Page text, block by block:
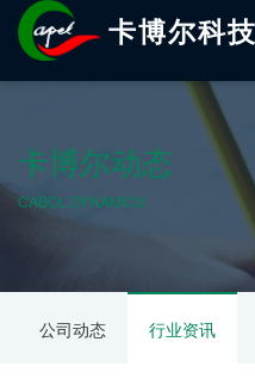
卡博尔科
卡博尔动态
CABOL DYNAMICS
公司动态 行业资讯